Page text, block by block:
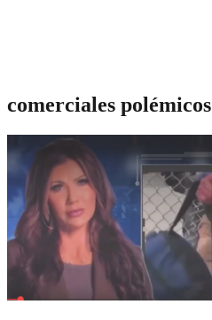
comerciales polémicos